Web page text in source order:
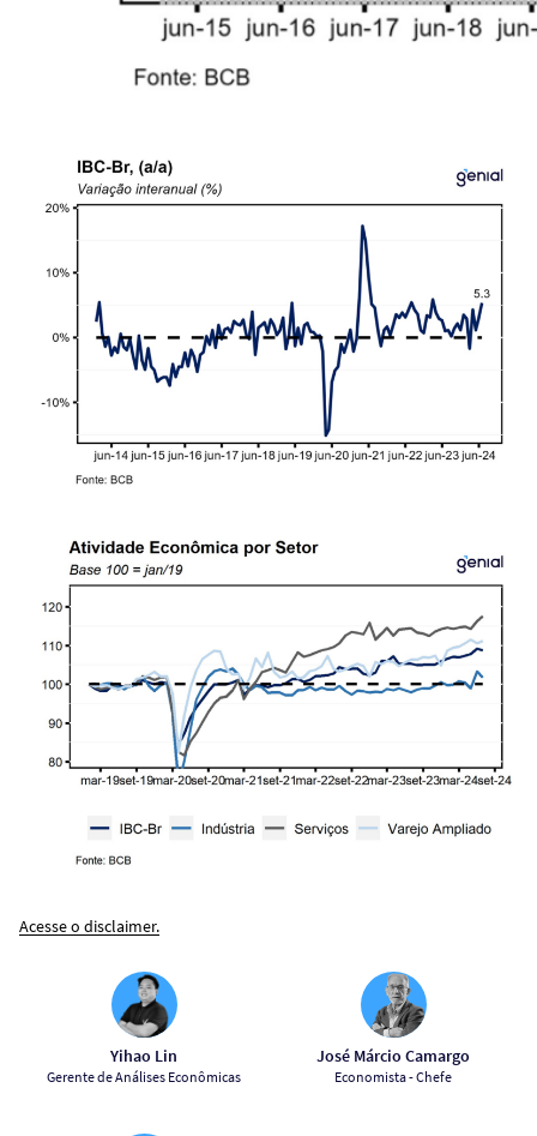
Acesse o disclaimer.
Yihao Lin
Gerente de Análises Econômicas
José Márcio Camargo
Economista - Chefe